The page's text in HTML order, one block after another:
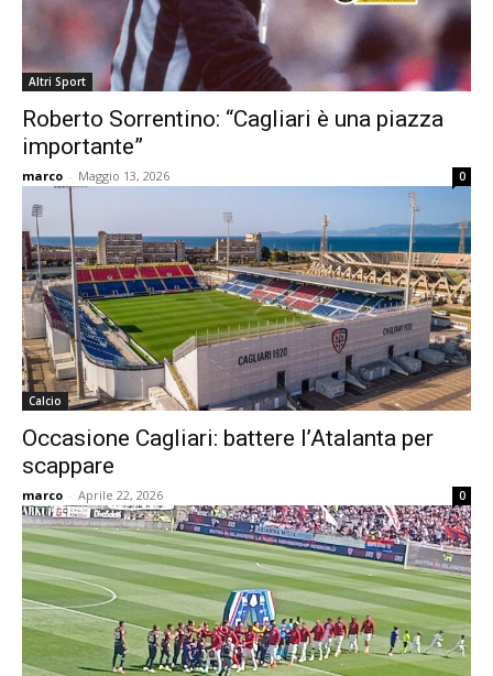
Altri Sport
Roberto Sorrentino: “Cagliari è una piazza
importante”
marco - Maggio 13, 2026 0
Calcio
Occasione Cagliari: battere l’Atalanta per
scappare
marco - Aprile 22, 2026 0